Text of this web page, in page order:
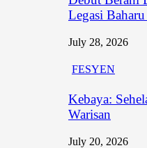
Legasi
July 28, 2026
FESYEN
Kebaya:
Warisan
July 20, 2026